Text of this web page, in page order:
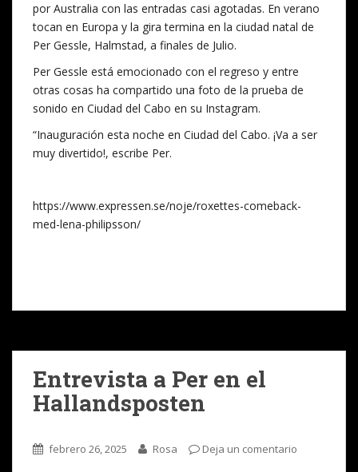
por Australia con las entradas casi agotadas. En verano
tocan en Europa y la gira termina en la ciudad natal de
Per Gessle, Halmstad, a finales de Julio.
Per Gessle está emocionado con el regreso y entre
otras cosas ha compartido una foto de la prueba de
sonido en Ciudad del Cabo en su Instagram.
“Inauguración esta noche en Ciudad del Cabo. ¡Va a ser
muy divertido!, escribe Per.
https://www.expressen.se/noje/roxettes-comeback-
med-lena-philipsson/
Entrevista a Per en el
Hallandsposten
febrero 26, 2025 Rosa Deja un comentario